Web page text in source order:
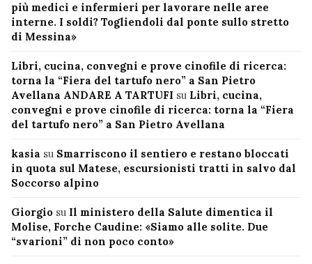
più medici e infermieri per lavorare nelle aree
interne. I soldi? Togliendoli dal ponte sullo stretto
di Messina»
Libri, cucina, convegni e prove cinofile di ricerca:
torna la “Fiera del tartufo nero” a San Pietro
Avellana ANDARE A TARTUFI su Libri, cucina,
convegni e prove cinofile di ricerca: torna la “Fiera
del tartufo nero” a San Pietro Avellana
kasia su Smarriscono il sentiero e restano bloccati
in quota sul Matese, escursionisti tratti in salvo dal
Soccorso alpino
Giorgio su Il ministero della Salute dimentica il
Molise, Forche Caudine: «Siamo alle solite. Due
“svarioni” di non poco conto»